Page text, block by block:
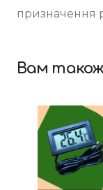
призначення
Вам